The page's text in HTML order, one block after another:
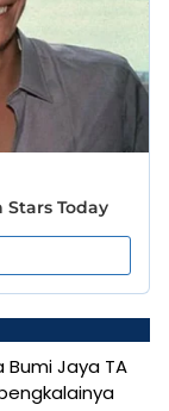
Jaya TA